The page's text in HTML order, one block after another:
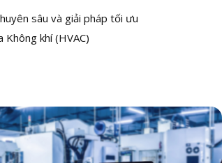
sâu và giải pháp tối ưu
khí (HVAC)